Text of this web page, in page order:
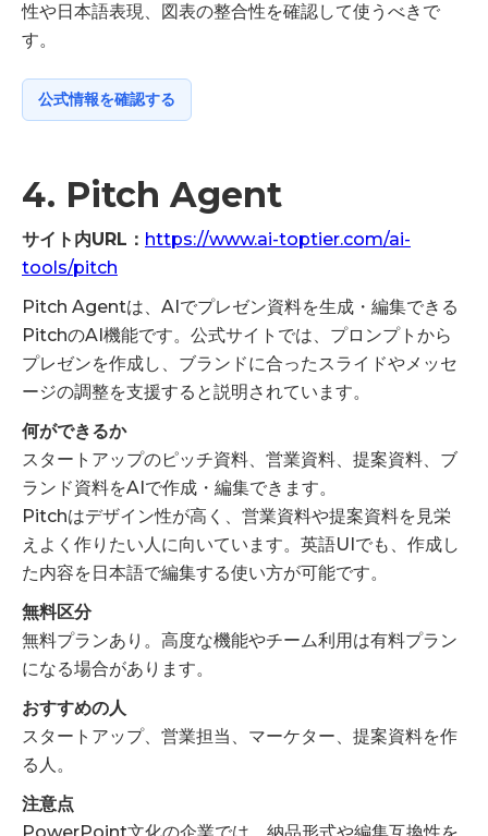
性や日本語表現、図表の整合性を確認して使うべきで
す。
公式情報を確認する
4. Pitch Agent
サイト内URL： https://www.ai-toptier.com/ai-
tools/pitch
Pitch Agentは、AIでプレゼン資料を生成・編集できる
PitchのAI機能です。公式サイトでは、プロンプトから
プレゼンを作成し、ブランドに合ったスライドやメッセ
ージの調整を支援すると説明されています。
何ができるか
スタートアップのピッチ資料、営業資料、提案資料、ブ
ランド資料をAIで作成・編集できます。
Pitchはデザイン性が高く、営業資料や提案資料を見栄
えよく作りたい人に向いています。英語UIでも、作成し
た内容を日本語で編集する使い方が可能です。
無料区分
無料プランあり。高度な機能やチーム利用は有料プラン
になる場合があります。
おすすめの人
スタートアップ、営業担当、マーケター、提案資料を作
る人。
注意点